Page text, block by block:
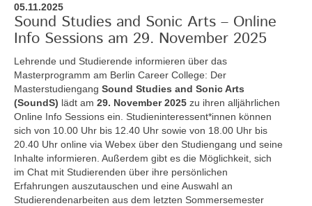
05.11.2025
Sound Studies and Sonic Arts – Online
Info Sessions am 29. November 2025
Lehrende und Studierende informieren über das
Masterprogramm am Berlin Career College: Der
Masterstudiengang Sound Studies and Sonic Arts
(SoundS) lädt am 29. November 2025 zu ihren alljährlichen
Online Info Sessions ein. Studieninteressent*innen können
sich von 10.00 Uhr bis 12.40 Uhr sowie von 18.00 Uhr bis
20.40 Uhr online via Webex über den Studiengang und seine
Inhalte informieren. Außerdem gibt es die Möglichkeit, sich
im Chat mit Studierenden über ihre persönlichen
Erfahrungen auszutauschen und eine Auswahl an
Studierendenarbeiten aus dem letzten Sommersemester